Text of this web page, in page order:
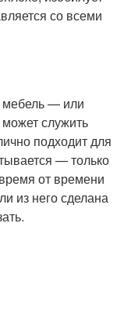
со всеми
мебель — или
служить
подходит для
— только
от времени
из него сделана